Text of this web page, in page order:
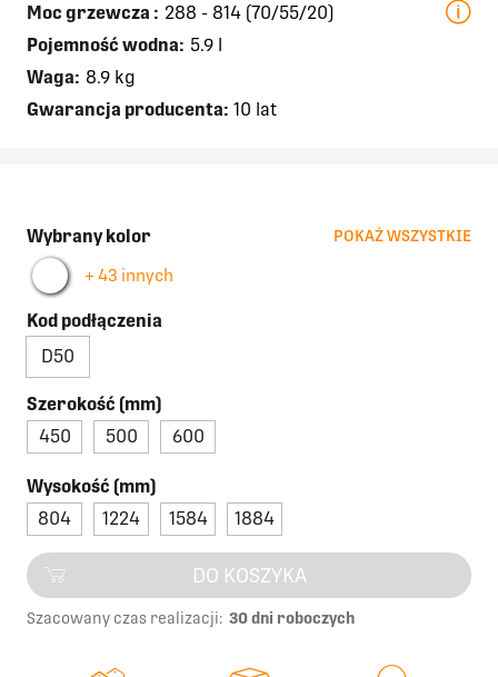
Moc grzewcza : 288 - 814 (70/55/20)
Pojemność wodna: 5.9 l
Waga: 8.9 kg
Gwarancja producenta: 10 lat
Wybrany kolor POKAŻ WSZYSTKIE
+ 43 innych
Kod podłączenia
D50
Szerokość (mm)
450
500 600
Wysokość (mm)
804
1224 1584 1884
DO KOSZYKA
Szacowany czas realizacji: 30 dni roboczych